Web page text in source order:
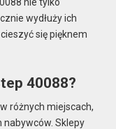
nie tylko
wydłuży ich
się pięknem
40088?
różnych miejscach,
nabywców. Sklepy